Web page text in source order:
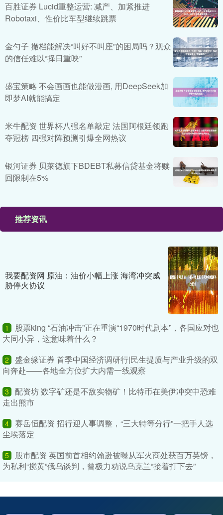
百胜证券 Lucid重整运营: 减产、加紧推进
Robotaxi、性价比车型继续跳票
金勺子 撤档能解决“叫好不叫座”的困局吗？观众
的信任难以“择日重映”
盛宝策略 不会画画也能做漫画, 用DeepSeek加
即梦AI就能搞定
米牛配资 世界杯八强名单敲定 法国阿根廷领跑
夺冠榜 四强对阵预测引爆全网热议
银河证券 贝莱德旗下BDEBT私募信贷基金将赎
回限制在5%
推荐资讯
我要配资网 原油：油价小幅上涨 海湾冲突威
胁停火协议
1
股票king “石油冲击”正在重演“1970时代剧本”，各国应对也
大同小异，这意味着什么？
2
盛金缘证券 首季中国经济调研行|民生提质与产业升级的双
向奔赴——各地全方位扩大内需一线观察
3
配资坊 数字矿还是不敌实物矿！比特币在美伊冲突中恐难
走出熊市
4 赛岳恒配资 招行迎人事调整，“三大特等分行”一把手人选
尘埃落定
5
股市配资 英国前首相约翰逊被曝从军火商处获百万英镑，
为私利“搅黄”俄乌谈判，曾极力劝说乌克兰“接着打下去”